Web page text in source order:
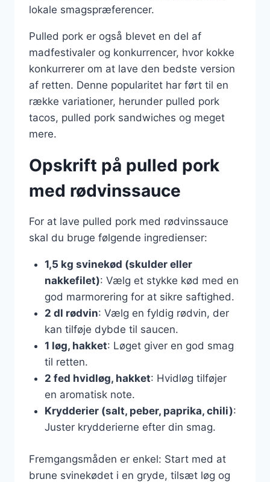
lokale smagspræferencer.
Pulled pork er også blevet en del af
madfestivaler og konkurrencer, hvor kokke
konkurrerer om at lave den bedste version
af retten. Denne popularitet har ført til en
række variationer, herunder pulled pork
tacos, pulled pork sandwiches og meget
mere.
Opskrift på pulled pork
med rødvinssauce
For at lave pulled pork med rødvinssauce
skal du bruge følgende ingredienser:
1,5 kg svinekød (skulder eller
nakkefilet): Vælg et stykke kød med en
god marmorering for at sikre saftighed.
2 dl rødvin: Vælg en fyldig rødvin, der
kan tilføje dybde til saucen.
1 løg, hakket: Løget giver en god smag
til retten.
2 fed hvidløg, hakket: Hvidløg tilføjer
en aromatisk note.
Krydderier (salt, peber, paprika, chili):
Juster krydderierne efter din smag.
Fremgangsmåden er enkel: Start med at
brune svinekødet i en gryde, tilsæt løg og